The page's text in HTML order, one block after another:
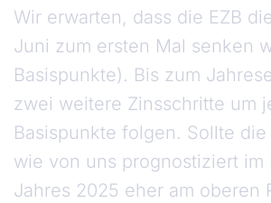
Wir erwarten, dass die EZB
Juni zum ersten Mal senken
Basispunkte). Bis zum
zwei weitere Zinsschritte um
Basispunkte folgen. Sollte
wie von uns prognostiziert im
Jahres 2025 eher am oberen